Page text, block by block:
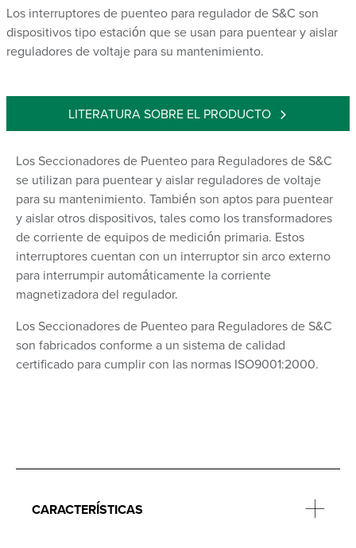
Los interruptores de puenteo para regulador de S&C son
dispositivos tipo estación que se usan para puentear y aislar
reguladores de voltaje para su mantenimiento.
LITERATURA SOBRE EL PRODUCTO
Los Seccionadores de Puenteo para Reguladores de S&C
se utilizan para puentear y aislar reguladores de voltaje
para su mantenimiento. También son aptos para puentear
y aislar otros dispositivos, tales como los transformadores
de corriente de equipos de medición primaria. Estos
interruptores cuentan con un interruptor sin arco externo
para interrumpir automáticamente la corriente
magnetizadora del regulador.
Los Seccionadores de Puenteo para Reguladores de S&C
son fabricados conforme a un sistema de calidad
certificado para cumplir con las normas ISO9001:2000.
CARACTERÍSTICAS